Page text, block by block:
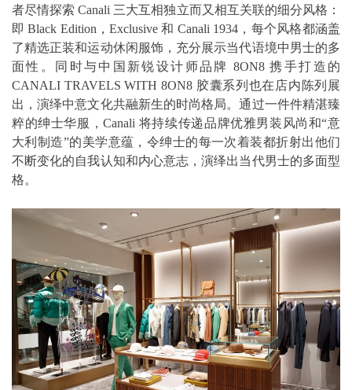
者尽情探索 Canali 三大互相独立而又相互关联的细分风格：
即 Black Edition，Exclusive 和 Canali 1934，每个风格都涵盖
了精选正装和运动休闲服饰，充分展示当代语境中男士的多
面性。同时与中国新锐设计师品牌 8ON8 携手打造的
CANALI TRAVELS WITH 8ON8 胶囊系列也在店内陈列展
出，演绎中意文化共融新生的时尚格局。通过一件件精湛臻
粹的绅士华服，Canali 将持续传递品牌优雅男装风尚和“意
大利制造”的美学意蕴，令绅士的每一次着装都折射出他们
不断变化的自我认知和内心意志，演绎出当代男士的多面型
格。